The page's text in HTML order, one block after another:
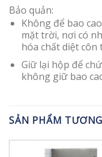
Bảo quản:
Không để bao
mặt trời, nơi có
hóa chất diệt côn
Giữ lại hộp để
không giữ bao
SẢN PHẨM